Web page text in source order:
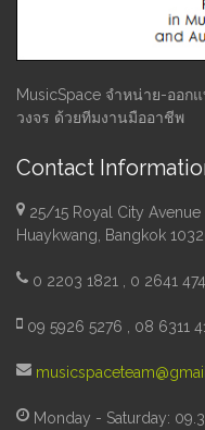
MusicSpace จำหน่าย-ออ
วงจร ด้วยทีมงานมืออาชีพ
Contact
25/15 Royal City
Huaykwang, Bangkok
0 2203 1821 , 0 2641
09 5926 5276 , 08 6311
Monday - Saturday: